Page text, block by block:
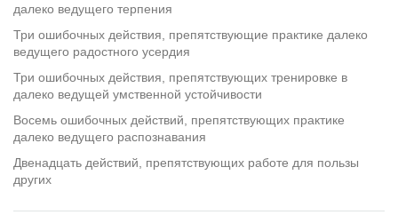
далеко ведущего терпения
Три ошибочных действия, препятствующие практике далеко
ведущего радостного усердия
Три ошибочных действия, препятствующих тренировке в
далеко ведущей умственной устойчивости
Восемь ошибочных действий, препятствующих практике
далеко ведущего распознавания
Двенадцать действий, препятствующих работе для пользы
других